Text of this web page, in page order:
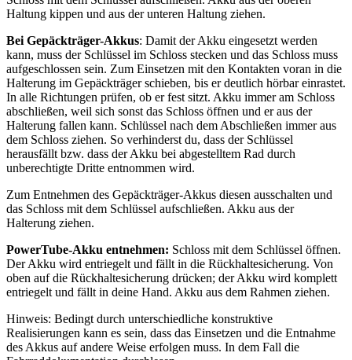
Haltung kippen und aus der unteren Haltung ziehen.
Bei Gepäckträger-Akkus: Damit der Akku eingesetzt werden
kann, muss der Schlüssel im Schloss stecken und das Schloss muss
aufgeschlossen sein. Zum Einsetzen mit den Kontakten voran in die
Halterung im Gepäckträger schieben, bis er deutlich hörbar einrastet.
In alle Richtungen prüfen, ob er fest sitzt. Akku immer am Schloss
abschließen, weil sich sonst das Schloss öffnen und er aus der
Halterung fallen kann. Schlüssel nach dem Abschließen immer aus
dem Schloss ziehen. So verhinderst du, dass der Schlüssel
herausfällt bzw. dass der Akku bei abgestelltem Rad durch
unberechtigte Dritte entnommen wird.
Zum Entnehmen des Gepäckträger-Akkus diesen ausschalten und
das Schloss mit dem Schlüssel aufschließen. Akku aus der
Halterung ziehen.
PowerTube-Akku entnehmen: Schloss mit dem Schlüssel öffnen.
Der Akku wird entriegelt und fällt in die Rückhaltesicherung. Von
oben auf die Rückhaltesicherung drücken; der Akku wird komplett
entriegelt und fällt in deine Hand. Akku aus dem Rahmen ziehen.
Hinweis: Bedingt durch unterschiedliche konstruktive
Realisierungen kann es sein, dass das Einsetzen und die Entnahme
des Akkus auf andere Weise erfolgen muss. In dem Fall die